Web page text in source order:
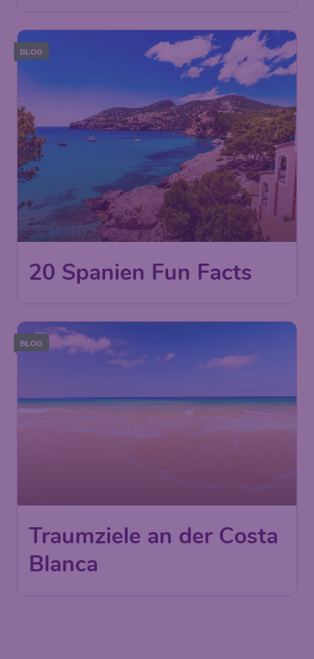
BLOG
20 Spanien Fun Facts
BLOG
Traumziele an der Costa
Blanca